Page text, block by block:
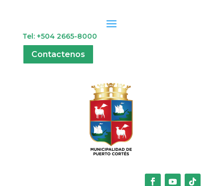
Tel: +504 2665-8000
Contactenos